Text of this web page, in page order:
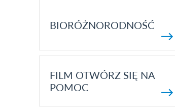
BIORÓŻNORODNOŚĆ
FILM OTWÓRZ SIĘ NA
POMOC